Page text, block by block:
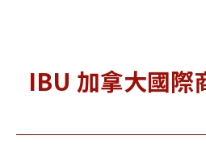
IBU 加拿大國際